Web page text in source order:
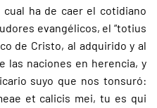
ha de caer el cotidiano
evangélicos, el “totius
de Cristo, al adquirido y al
las naciones en herencia, y
suyo que nos tonsuró:
et calicis mei, tu es qui